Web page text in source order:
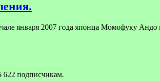
января 2007 года японца Момофуку
подписчикам.